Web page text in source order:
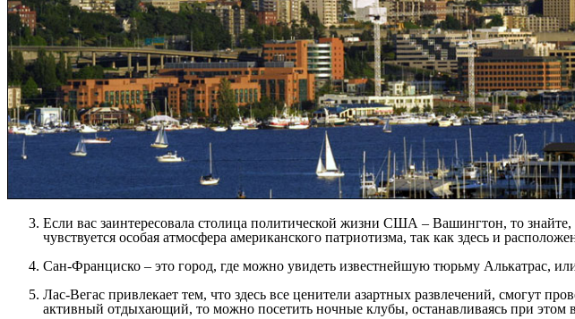
Если вас заинтересовала столица политической жизни США – Вашингтон, то
чувствуется особая атмосфера американского патриотизма, так как здесь и
Сан-Франциско – это город, где можно увидеть известнейшую тюрьму Алькатрас,
Лас-Вегас привлекает тем, что здесь все ценители азартных развлечений, смогут
активный отдыхающий, то можно посетить ночные клубы, останавливаясь при